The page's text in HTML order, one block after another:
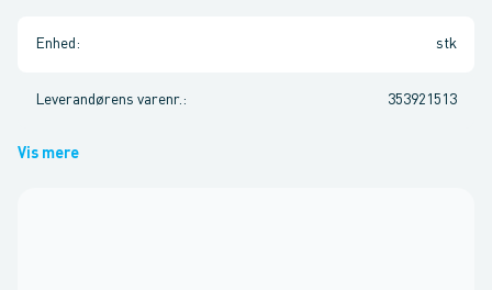
Enhed : stk
Leverandørens varenr. : 353921513
Vis mere